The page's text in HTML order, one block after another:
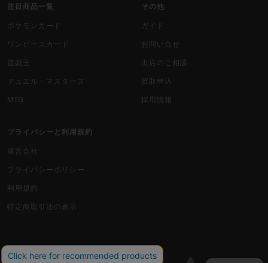
注目商品一覧
ポケモンカード
ワンピースカード
遊戯王
デュエル・マスターズ
MTG
その他
ガイド
お問い合せ
出店のご相談
買取申込
採用情報
プライバシーと利用規約
運営会社
プライバシーポリシー
利用規約
特定商取引法の表示